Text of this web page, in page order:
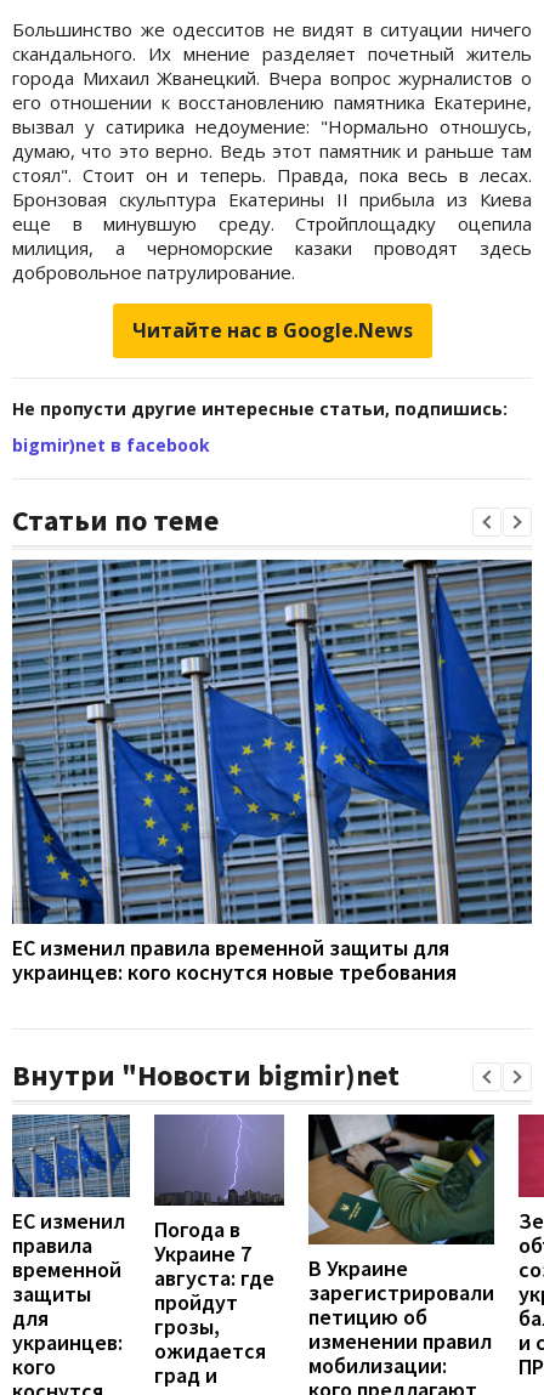
Большинство же одесситов не видят в ситуации ничего
скандального. Их мнение разделяет почетный житель
города Михаил Жванецкий. Вчера вопрос журналистов о
его отношении к восстановлению памятника Екатерине,
вызвал у сатирика недоумение: "Нормально отношусь,
думаю, что это верно. Ведь этот памятник и раньше там
стоял". Стоит он и теперь. Правда, пока весь в лесах.
Бронзовая скульптура Екатерины II прибыла из Киева
еще в минувшую среду. Стройплощадку оцепила
милиция, а черноморские казаки проводят здесь
добровольное патрулирование.
Читайте нас в Google.News
Не пропусти другие интересные статьи, подпишись:
bigmir)net в facebook
Статьи по теме
ЕС изменил правила временной защиты для
украинцев: кого коснутся новые требования
Внутри "Новости bigmir)net
ЕС изменил
правила
временной
защиты
для
украинцев:
кого
Погода в
Украине 7
августа: где
пройдут
грозы,
ожидается
град и
В Украине
зарегистрировали
петицию об
изменении правил
мобилизации:
и